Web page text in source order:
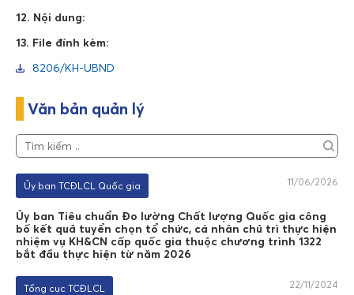
12. Nội dung:
13. File đính kèm:
8206/KH-UBND
Văn bản quản lý
Ủy ban TCĐLCL Quốc gia 11/06/2026
Ủy ban Tiêu chuẩn Đo lường Chất lượng Quốc gia công
bố kết quả tuyển chọn tổ chức, cá nhân chủ trì thực hiện
nhiệm vụ KH&CN cấp quốc gia thuộc chương trình 1322
bắt đầu thực hiện từ năm 2026
Tổng cục TCĐLCL 22/11/2024